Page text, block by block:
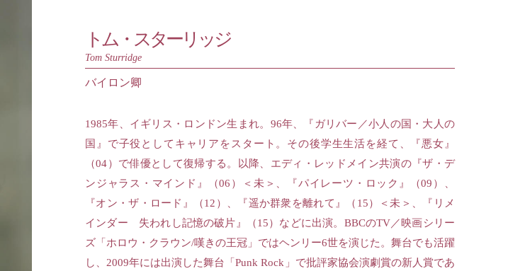
トム・スターリッジ
Tom Sturridge
バイロン卿
1985年、イギリス・ロンドン生まれ。96年、『ガリバー／小人の国・大人の
国』で子役としてキャリアをスタート。その後学生生活を経て、『悪女』
（04）で俳優として復帰する。以降、エディ・レッドメイン共演の『ザ・デ
ンジャラス・マインド』（06）＜未＞、『パイレーツ・ロック』（09）、
『オン・ザ・ロード』（12）、『遥か群衆を離れて』（15）＜未＞、『リメ
インダー 失われし記憶の破片』（15）などに出演。BBCのTV／映画シリー
ズ「ホロウ・クラウン/嘆きの王冠」ではヘンリー6世を演じた。舞台でも活躍
し、2009年には出演した舞台「Punk Rock」で批評家協会演劇賞の新人賞であ